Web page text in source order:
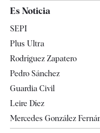
España
Televisión
Es Noticia
SEPI
Plus Ultra
Rodríguez Zapatero
Pedro Sánchez
Guardia Civil
Leire Díez
Mercedes González